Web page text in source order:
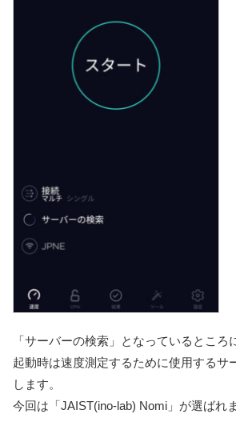
「サーバーの検索」となっているところ
起動時は速度測定するために使用するサ
します。
今回は「JAIST(ino-lab) Nomi」が選ばれ